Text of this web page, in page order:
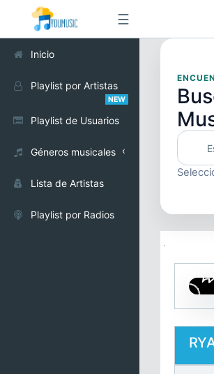
☰
Inicio
Playlist por Artistas
NEW
Playlist de Usuarios
Géneros musicales
Alternativo
Cumbia
Lista de Artistas
Playlist por Radios